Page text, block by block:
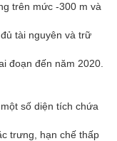
trên mức -300 m và
tài nguyên và trữ
đoạn đến năm 2020.
số diện tích chứa
trưng, hạn chế thấp